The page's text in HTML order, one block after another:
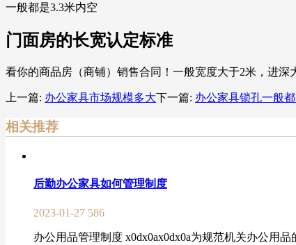
一般都是3.3米内空
门面房的长宽认定标准
看你的商品房（商铺）销售合同！一般宽度大于2米，进深
上一篇: 办公家具市场规模多大下一篇: 办公家具锁孔一般
相关推荐
后勤办公家具如何管理制度
2023-01-27 586
办公用品管理制度 x0dx0ax0dx0a为规范机关办公用